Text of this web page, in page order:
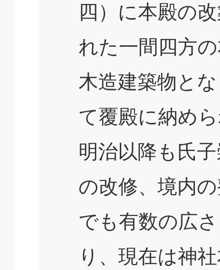
四）に本殿の
れた一間四方
木造建築物と
て覆殿に納め
明治以降も氏
の改修、境内
でも有数の広
り、現在は神